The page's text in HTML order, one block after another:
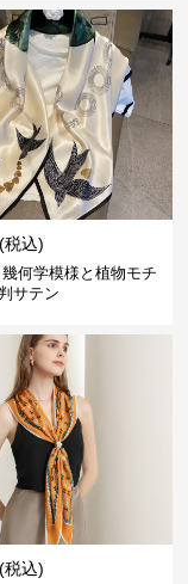
(税込)
何学模様と植物モチ
サテン
(税込)